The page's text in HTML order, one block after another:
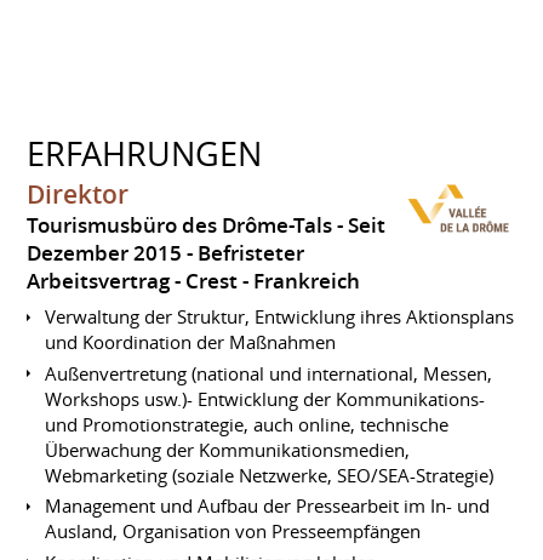
ERFAHRUNGEN
Direktor
Tourismusbüro des Drôme-Tals
Seit
Dezember 2015 Befristeter
Arbeitsvertrag
Crest Frankreich
Verwaltung der Struktur, Entwicklung ihres Aktionsplans
und Koordination der Maßnahmen
Außenvertretung (national und international, Messen,
Workshops usw.)- Entwicklung der Kommunikations-
und Promotionstrategie, auch online, technische
Überwachung der Kommunikationsmedien,
Webmarketing (soziale Netzwerke, SEO/SEA-Strategie)
Management und Aufbau der Pressearbeit im In- und
Ausland, Organisation von Presseempfängen